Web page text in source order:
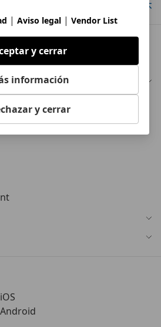
mercado de automoción de
| Aviso legal | Vendor List
y cerrar
información
y cerrar